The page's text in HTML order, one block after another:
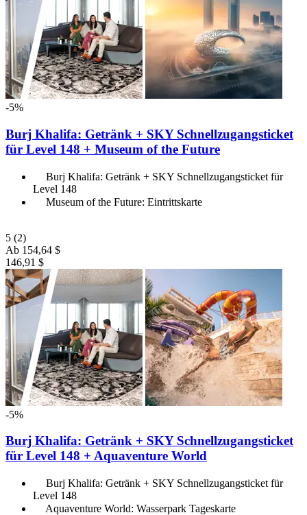
-5%
Burj Khalifa: Getränk + SKY Schnellzugangsticket
für Level 148 + Museum of the Future
Burj Khalifa: Getränk + SKY Schnellzugangsticket für
Level 148
Museum of the Future: Eintrittskarte
5 (2)
Ab 154,64 $
146,91 $
-5%
Burj Khalifa: Getränk + SKY Schnellzugangsticket
für Level 148 + Aquaventure World
Burj Khalifa: Getränk + SKY Schnellzugangsticket für
Level 148
Aquaventure World: Wasserpark Tageskarte